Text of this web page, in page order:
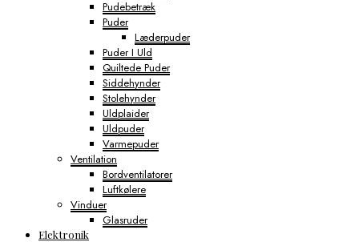
Pudebetræk
Puder
Læderpuder
Puder I Uld
Quiltede Puder
Siddehynder
Stolehynder
Uldplaider
Uldpuder
Varmepuder
Ventilation
Bordventilatorer
Luftkølere
Vinduer
Glasruder
Elektronik